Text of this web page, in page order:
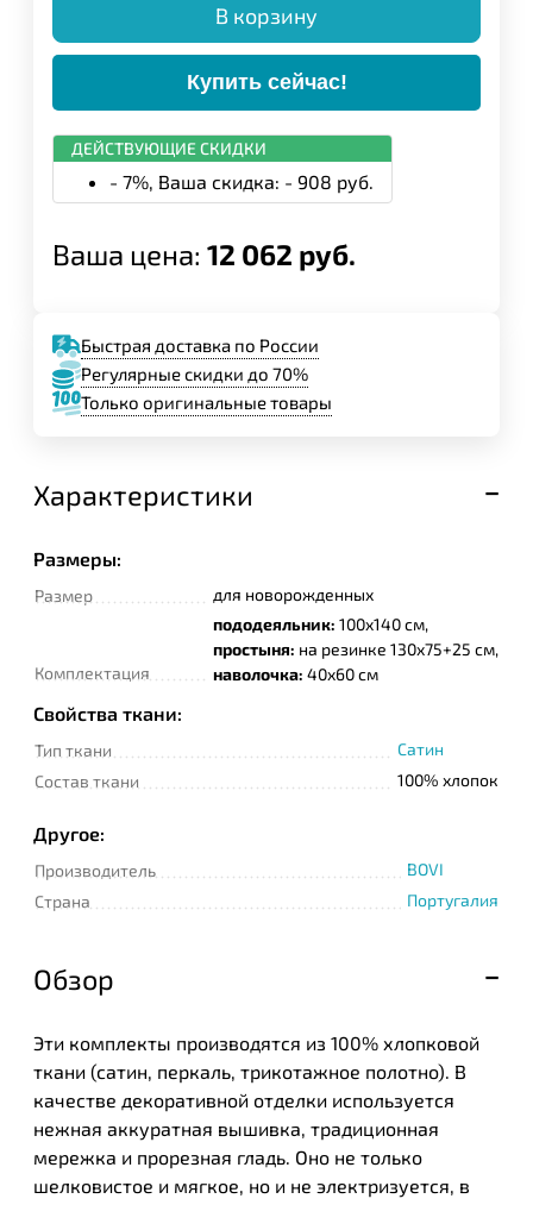
В корзину
Купить сейчас!
ДЕЙСТВУЮЩИЕ СКИДКИ
- 7%, Ваша скидка: - 908 руб.
Ваша цена: 12 062 руб.
Быстрая доставка по России
Регулярные скидки до 70%
Только оригинальные товары
Характеристики
Размеры:
Размер для новорожденных
Комплектация
пододеяльник: 100x140 см,
простыня: на резинке 130х75+25 см,
наволочка: 40х60 см
Свойства ткани:
Тип ткани
Сатин
Состав ткани
100% хлопок
Другое:
Производитель
BOVI
Страна
Португалия
Обзор
Эти комплекты производятся из 100% хлопковой
ткани (сатин, перкаль, трикотажное полотно). В
качестве декоративной отделки используется
нежная аккуратная вышивка, традиционная
мережка и прорезная гладь. Оно не только
шелковистое и мягкое, но и не электризуется, в